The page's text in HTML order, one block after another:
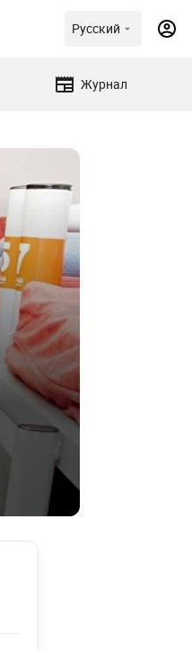
Русский
Журнал